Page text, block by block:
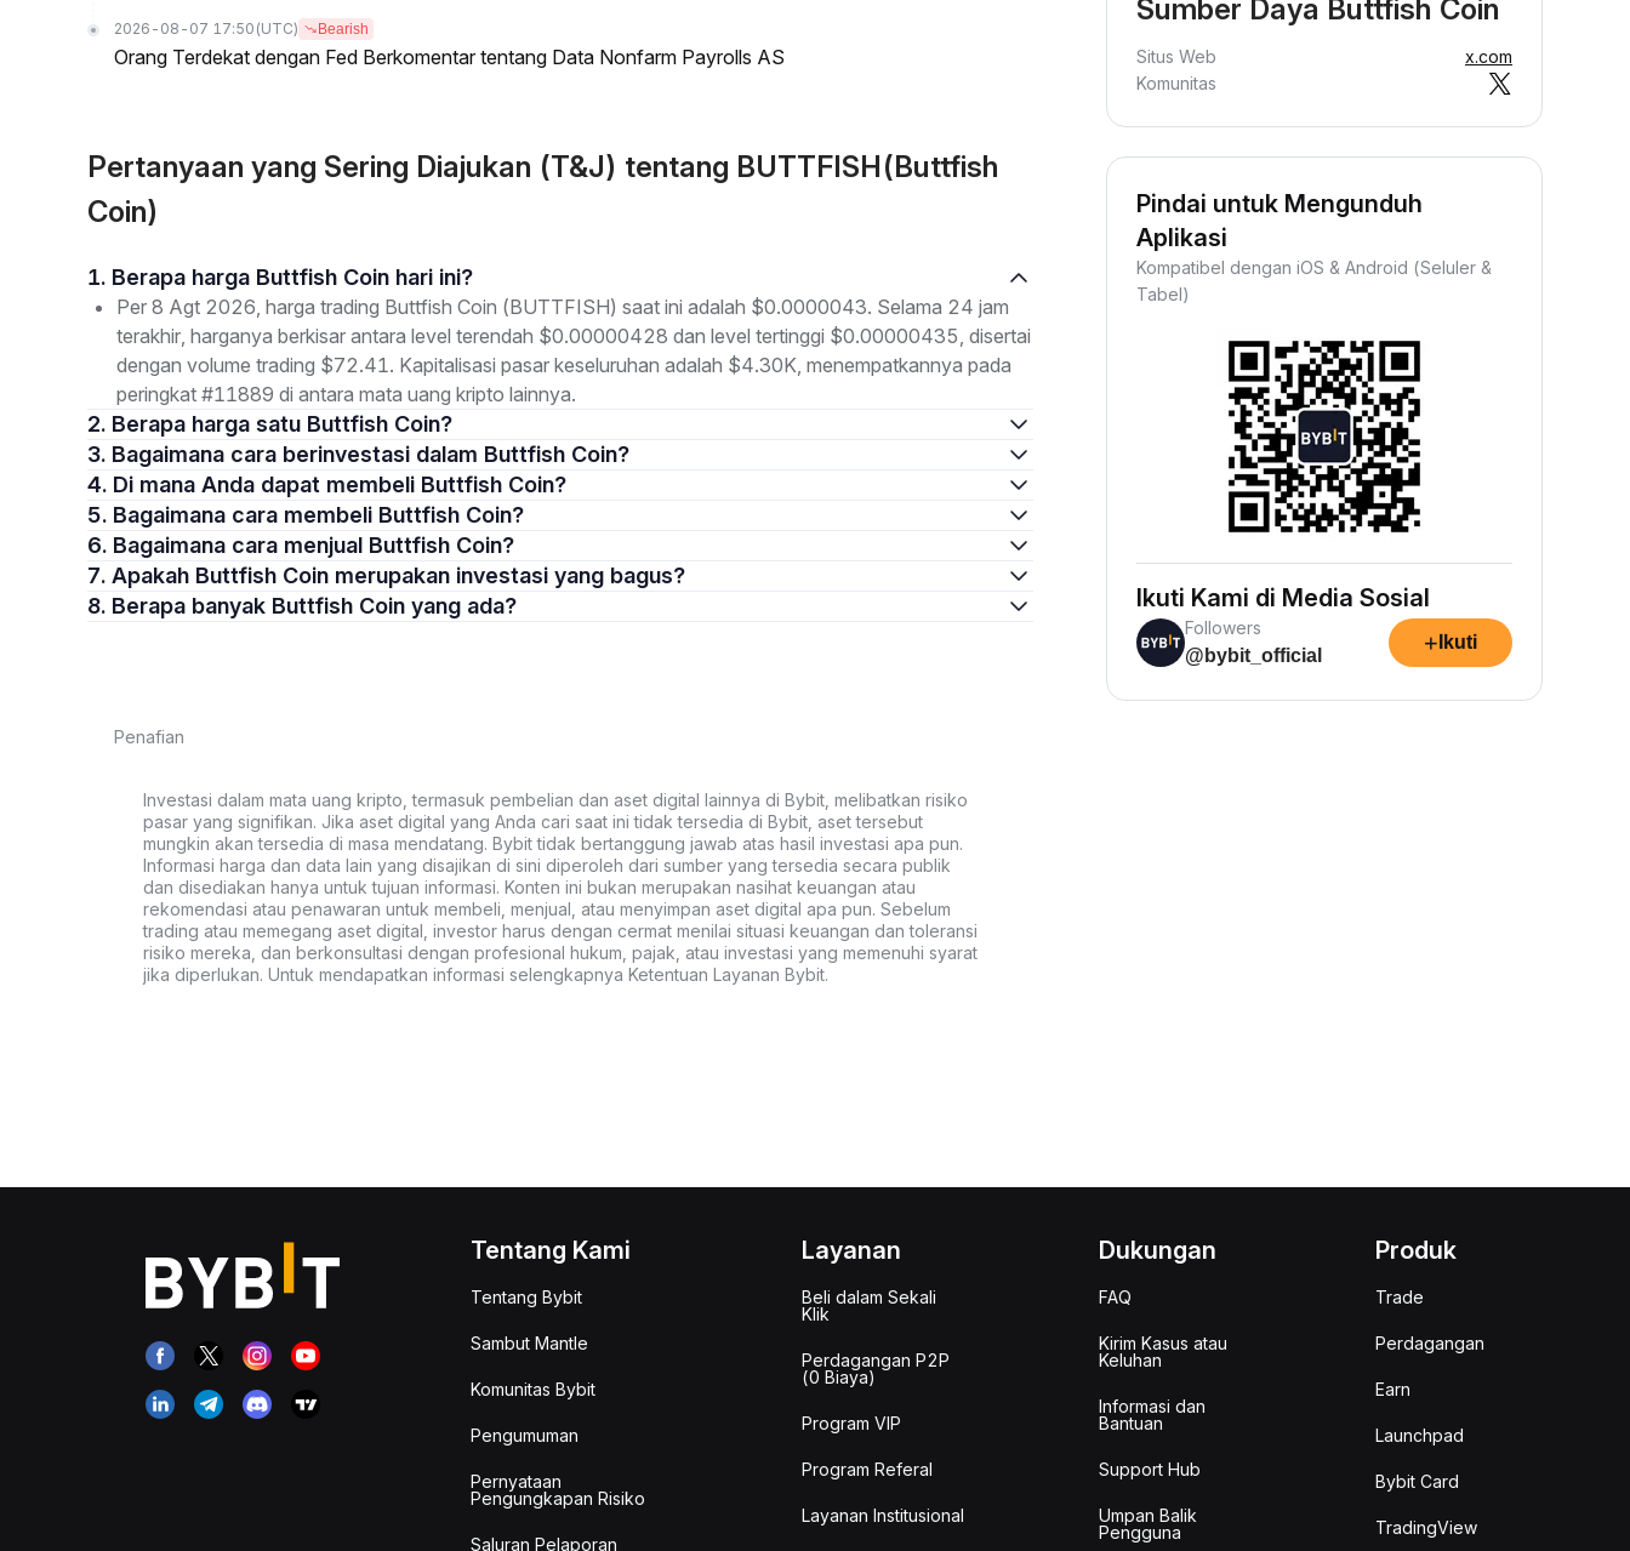
2026-08-07 17:50 (UTC) Bearish
Orang Terdekat dengan Fed Berkomentar tentang Data Nonfarm Payrolls AS
Pertanyaan yang Sering Diajukan (T&J) tentang BUTTFISH(Buttfish
Coin)
1. Berapa harga Buttfish Coin hari ini?
Per 8 Agt 2026, harga trading Buttfish Coin (BUTTFISH) saat ini adalah $0.0000043. Selama 24 jam
terakhir, harganya berkisar antara level terendah $0.00000428 dan level tertinggi $0.00000435, disertai
dengan volume trading $72.41. Kapitalisasi pasar keseluruhan adalah $4.30K, menempatkannya pada
peringkat #11889 di antara mata uang kripto lainnya.
2. Berapa harga satu Buttfish Coin?
3. Bagaimana cara berinvestasi dalam Buttfish Coin?
4. Di mana Anda dapat membeli Buttfish Coin?
5. Bagaimana cara membeli Buttfish Coin?
6. Bagaimana cara menjual Buttfish Coin?
7. Apakah Buttfish Coin merupakan investasi yang bagus?
8. Berapa banyak Buttfish Coin yang ada?
Penafian
Investasi dalam mata uang kripto, termasuk pembelian dan aset digital lainnya di Bybit, melibatkan risiko
pasar yang signifikan. Jika aset digital yang Anda cari saat ini tidak tersedia di Bybit, aset tersebut
mungkin akan tersedia di masa mendatang. Bybit tidak bertanggung jawab atas hasil investasi apa pun.
Informasi harga dan data lain yang disajikan di sini diperoleh dari sumber yang tersedia secara publik
dan disediakan hanya untuk tujuan informasi. Konten ini bukan merupakan nasihat keuangan atau
rekomendasi atau penawaran untuk membeli, menjual, atau menyimpan aset digital apa pun. Sebelum
trading atau memegang aset digital, investor harus dengan cermat menilai situasi keuangan dan toleransi
risiko mereka, dan berkonsultasi dengan profesional hukum, pajak, atau investasi yang memenuhi syarat
jika diperlukan. Untuk mendapatkan informasi selengkapnya Ketentuan Layanan Bybit.
Sumber Daya Buttfish Coin
Situs Web
x.com
Komunitas
Pindai untuk Mengunduh
Aplikasi
Kompatibel dengan iOS & Android (Seluler &
Tabel)
Ikuti Kami di Media Sosial
Followers
@bybit_official
+ Ikuti
Tentang Kami
Tentang Bybit
Sambut Mantle
Komunitas Bybit
Pengumuman
Pernyataan
Pengungkapan Risiko
Saluran Pelaporan
Layanan
Beli dalam Sekali
Klik
Perdagangan P2P
(0 Biaya)
Program VIP
Program Referal
Layanan Institusional
Dukungan
FAQ
Kirim Kasus atau
Keluhan
Informasi dan
Bantuan
Support Hub
Umpan Balik
Pengguna
Produk
Trade
Perdagangan
Earn
Launchpad
Bybit Card
TradingView